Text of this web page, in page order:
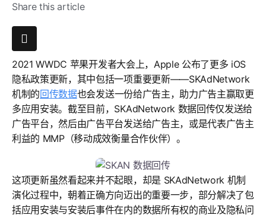
Share this article
2021 WWDC 苹果开发者大会上，Apple 公布了更多 iOS
隐私政策更新，其中包括一项重要更新——SKAdNetwork
机制的回传数据也会发送一份给广告主，助力广告主赢取更
多应用安装。截至目前，SKAdNetwork 数据回传仅发送给
广告平台，然后由广告平台发送给广告主，或是代表广告主
利益的 MMP（移动成效衡量合作伙伴）。
这项更新虽然看起来并不起眼，却是 SKAdNetwork 机制
演化过程中，朝着正确方向迈出的重要一步，部分解决了包
括应用安装与安装后事件在内的数据所有权的商业及隐私问